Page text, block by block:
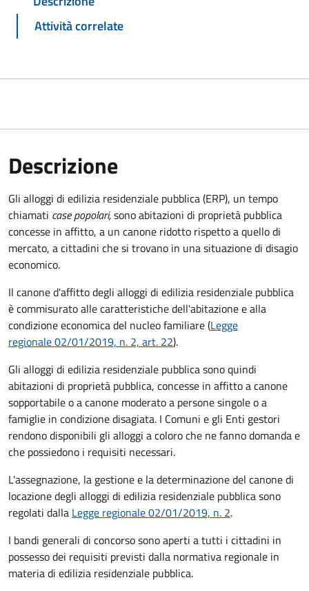
Attività correlate
Descrizione
Gli alloggi di edilizia residenziale pubblica (ERP), un tempo
chiamati case popolari,sono abitazioni di proprietà pubblica
concesse in affitto, a un canone ridotto rispetto a quello di
mercato, a cittadini che si trovano in una situazione di disagio
economico.
Il canone d'affitto degli alloggi di edilizia residenziale pubblica
è commisurato alle caratteristiche dell'abitazione e alla
condizione economica del nucleo familiare (Legge
regionale 02/01/2019, n. 2, art. 22).
Gli alloggi di edilizia residenziale pubblica sono quindi
abitazioni di proprietà pubblica, concesse in affitto a canone
sopportabile o a canone moderato a persone singole o a
famiglie in condizione disagiata. I Comuni e gli Enti gestori
rendono disponibili gli alloggi a coloro che ne fanno domanda e
che possiedono i requisiti necessari.
L'assegnazione, la gestione e la determinazione del canone di
locazione degli alloggi di edilizia residenziale pubblica sono
regolati dalla Legge regionale 02/01/2019, n. 2.
I bandi generali di concorso sono aperti a tutti i cittadini in
possesso dei requisiti previsti dalla normativa regionale in
materia di edilizia residenziale pubblica.